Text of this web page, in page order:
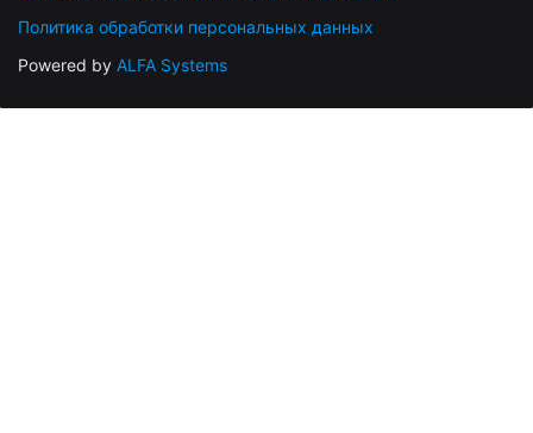
Политика обработки персональных данных
Powered by ALFA Systems